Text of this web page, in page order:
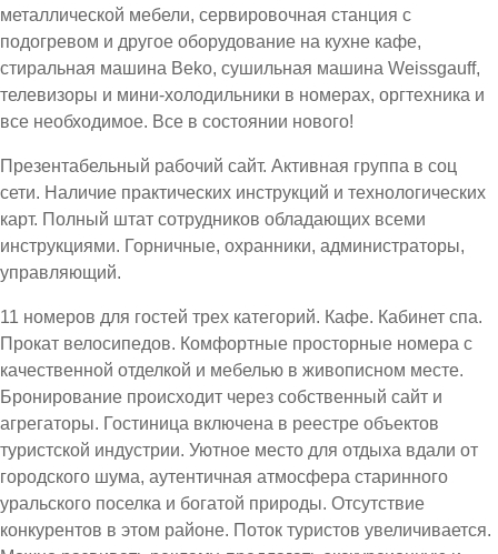
металлической мебели, сервировочная станция с
подогревом и другое оборудование на кухне кафе,
стиральная машина Beko, сушильная машина Weissgauff,
телевизоры и мини-холодильники в номерах, оргтехника и
все необходимое. Все в состоянии нового!
Презентабельный рабочий сайт. Активная группа в соц
сети. Наличие практических инструкций и технологических
карт. Полный штат сотрудников обладающих всеми
инструкциями. Горничные, охранники, администраторы,
управляющий.
11 номеров для гостей трех категорий. Кафе. Кабинет спа.
Прокат велосипедов. Комфортные просторные номера с
качественной отделкой и мебелью в живописном месте.
Бронирование происходит через собственный сайт и
агрегаторы. Гостиница включена в реестре объектов
туристской индустрии. Уютное место для отдыха вдали от
городского шума, аутентичная атмосфера старинного
уральского поселка и богатой природы. Отсутствие
конкурентов в этом районе. Поток туристов увеличивается.